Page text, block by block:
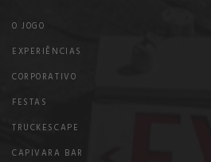
O JOGO
EXPERIÊNCIAS
CORPORATIVO
FESTAS
TRUCKESCAPE
CAPIVARA BAR